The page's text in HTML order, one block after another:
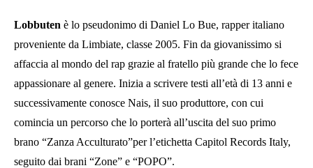
Lobbuten è lo pseudonimo di Daniel Lo Bue, rapper italiano
proveniente da Limbiate, classe 2005. Fin da giovanissimo si
affaccia al mondo del rap grazie al fratello più grande che lo fece
appassionare al genere. Inizia a scrivere testi all’età di 13 anni e
successivamente conosce Nais, il suo produttore, con cui
comincia un percorso che lo porterà all’uscita del suo primo
brano “Zanza Acculturato”per l’etichetta Capitol Records Italy,
seguito dai brani “Zone” e “POPO”.